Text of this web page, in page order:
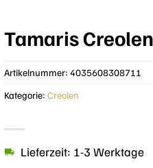
Tamaris
Lieferzeit: 1-3 Werktage
Artikelnummer: 4035608308711
Kategorie: Creolen